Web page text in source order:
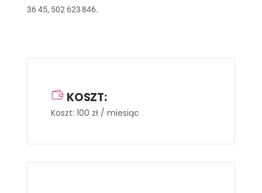
36 45, 502 623 846.
KOSZT:
Koszt: 100 zł / miesiąc